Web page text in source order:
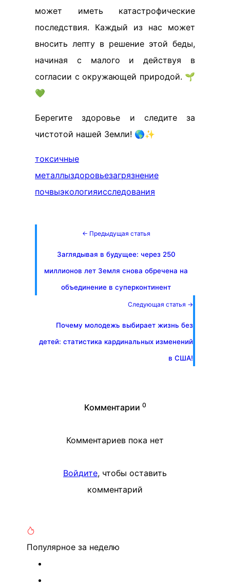
может иметь катастрофические
последствия. Каждый из нас может
вносить лепту в решение этой беды,
начиная с малого и действуя в
согласии с окружающей природой. 🌱
💚
Берегите здоровье и следите за
чистотой нашей Земли! 🌎✨
токсичные
металлыздоровьезагрязнение
почвыэкологияисследования
← Предыдущая статья
Заглядывая в будущее: через 250
миллионов лет Земля снова обречена на
объединение в суперконтинент
Следующая статья →
Почему молодежь выбирает жизнь без
детей: статистика кардинальных изменений
в США!
Комментарии 0
Комментариев пока нет
Войдите, чтобы оставить
комментарий
Популярное за неделю